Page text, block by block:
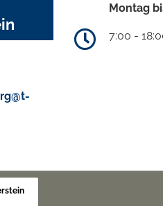
Montag
7:00 -